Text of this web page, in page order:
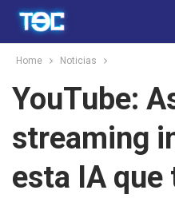
Home Noticias
YouTube:
streaming
esta IA que